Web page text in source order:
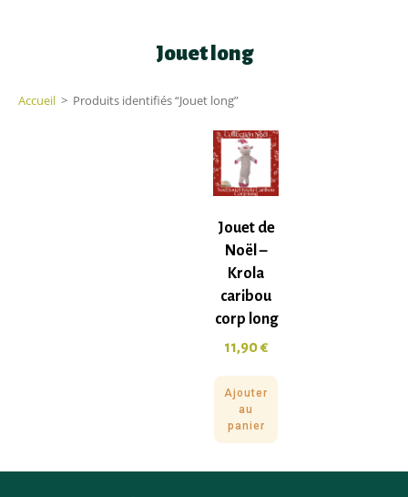
Jouet long
Accueil > Produits identifiés “Jouet long”
Jouet de
Noël –
Krola
caribou
corp long
11,90€
Ajouter
au
panier